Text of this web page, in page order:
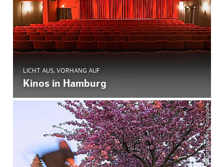
LICHT AUS, VORHANG AUF
Kinos in Hamburg
© Matthias Pens Fotografie